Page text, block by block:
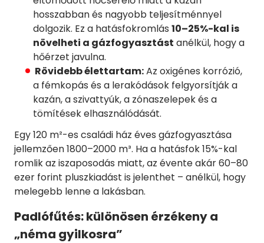
hosszabban és nagyobb teljesítménnyel
dolgozik. Ez a hatásfokromlás 10–25%-kal is
növelheti a gázfogyasztást anélkül, hogy a
hőérzet javulna.
Rövidebb élettartam:Az oxigénes korrózió,
a fémkopás és a lerakódások felgyorsítják a
kazán, a szivattyúk, a zónaszelepek és a
tömítések elhasználódását.
Egy 120 m²-es családi ház éves gázfogyasztása
jellemzően 1800–2000 m³. Ha a hatásfok 15%-kal
romlik az iszaposodás miatt, az évente akár 60–80
ezer forint pluszkiadást is jelenthet – anélkül, hogy
melegebb lenne a lakásban.
Padlófűtés: különösen érzékeny a
„néma gyilkosra”